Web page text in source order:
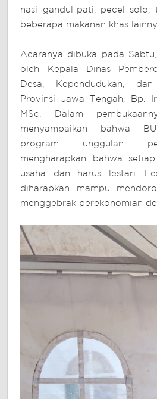
nasi gandul-pati, pecel solo,
beberapa makanan khas
Acaranya dibuka pada Sabtu,
oleh Kepala Dinas
Desa, Kependudukan,
Provinsi Jawa Tengah, Bp.
MSc. Dalam
menyampaikan bahwa
program unggulan
mengharapkan bahwa
usaha dan harus lestari.
diharapkan mampu
menggebrak perekonomian